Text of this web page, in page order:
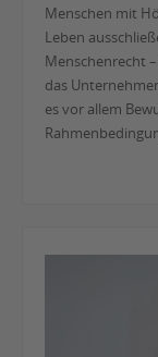
Menschen mit
Leben
Menschenrecht
das
es vor allem